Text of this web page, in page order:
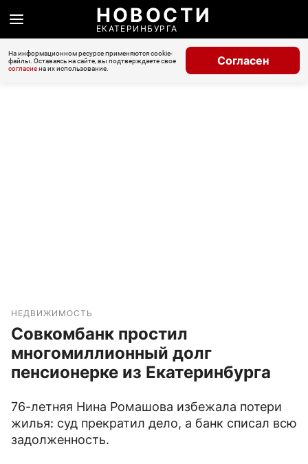
НОВОСТИ
ЕКАТЕРИНБУРГА
На информационном ресурсе применяются cookie-
файлы. Оставаясь на сайте, вы подтверждаете свое
согласиена их использование.
Согласен
НЕДВИЖИМОСТЬ
Совкомбанк простил
многомиллионный долг
пенсионерке из Екатеринбурга
76-летняя Нина Ромашова избежала потери
жилья: суд прекратил дело, а банк списал всю
задолженность.